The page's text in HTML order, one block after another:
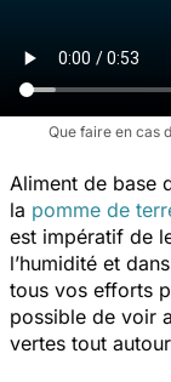
Que faire en cas
Aliment de base
la pomme de
est impératif de
l’humidité et
tous vos efforts
possible de voir
vertes tout